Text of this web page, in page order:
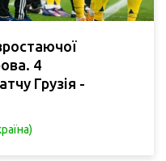
4
Грузія -